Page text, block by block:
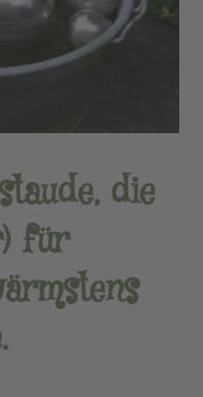
die
für